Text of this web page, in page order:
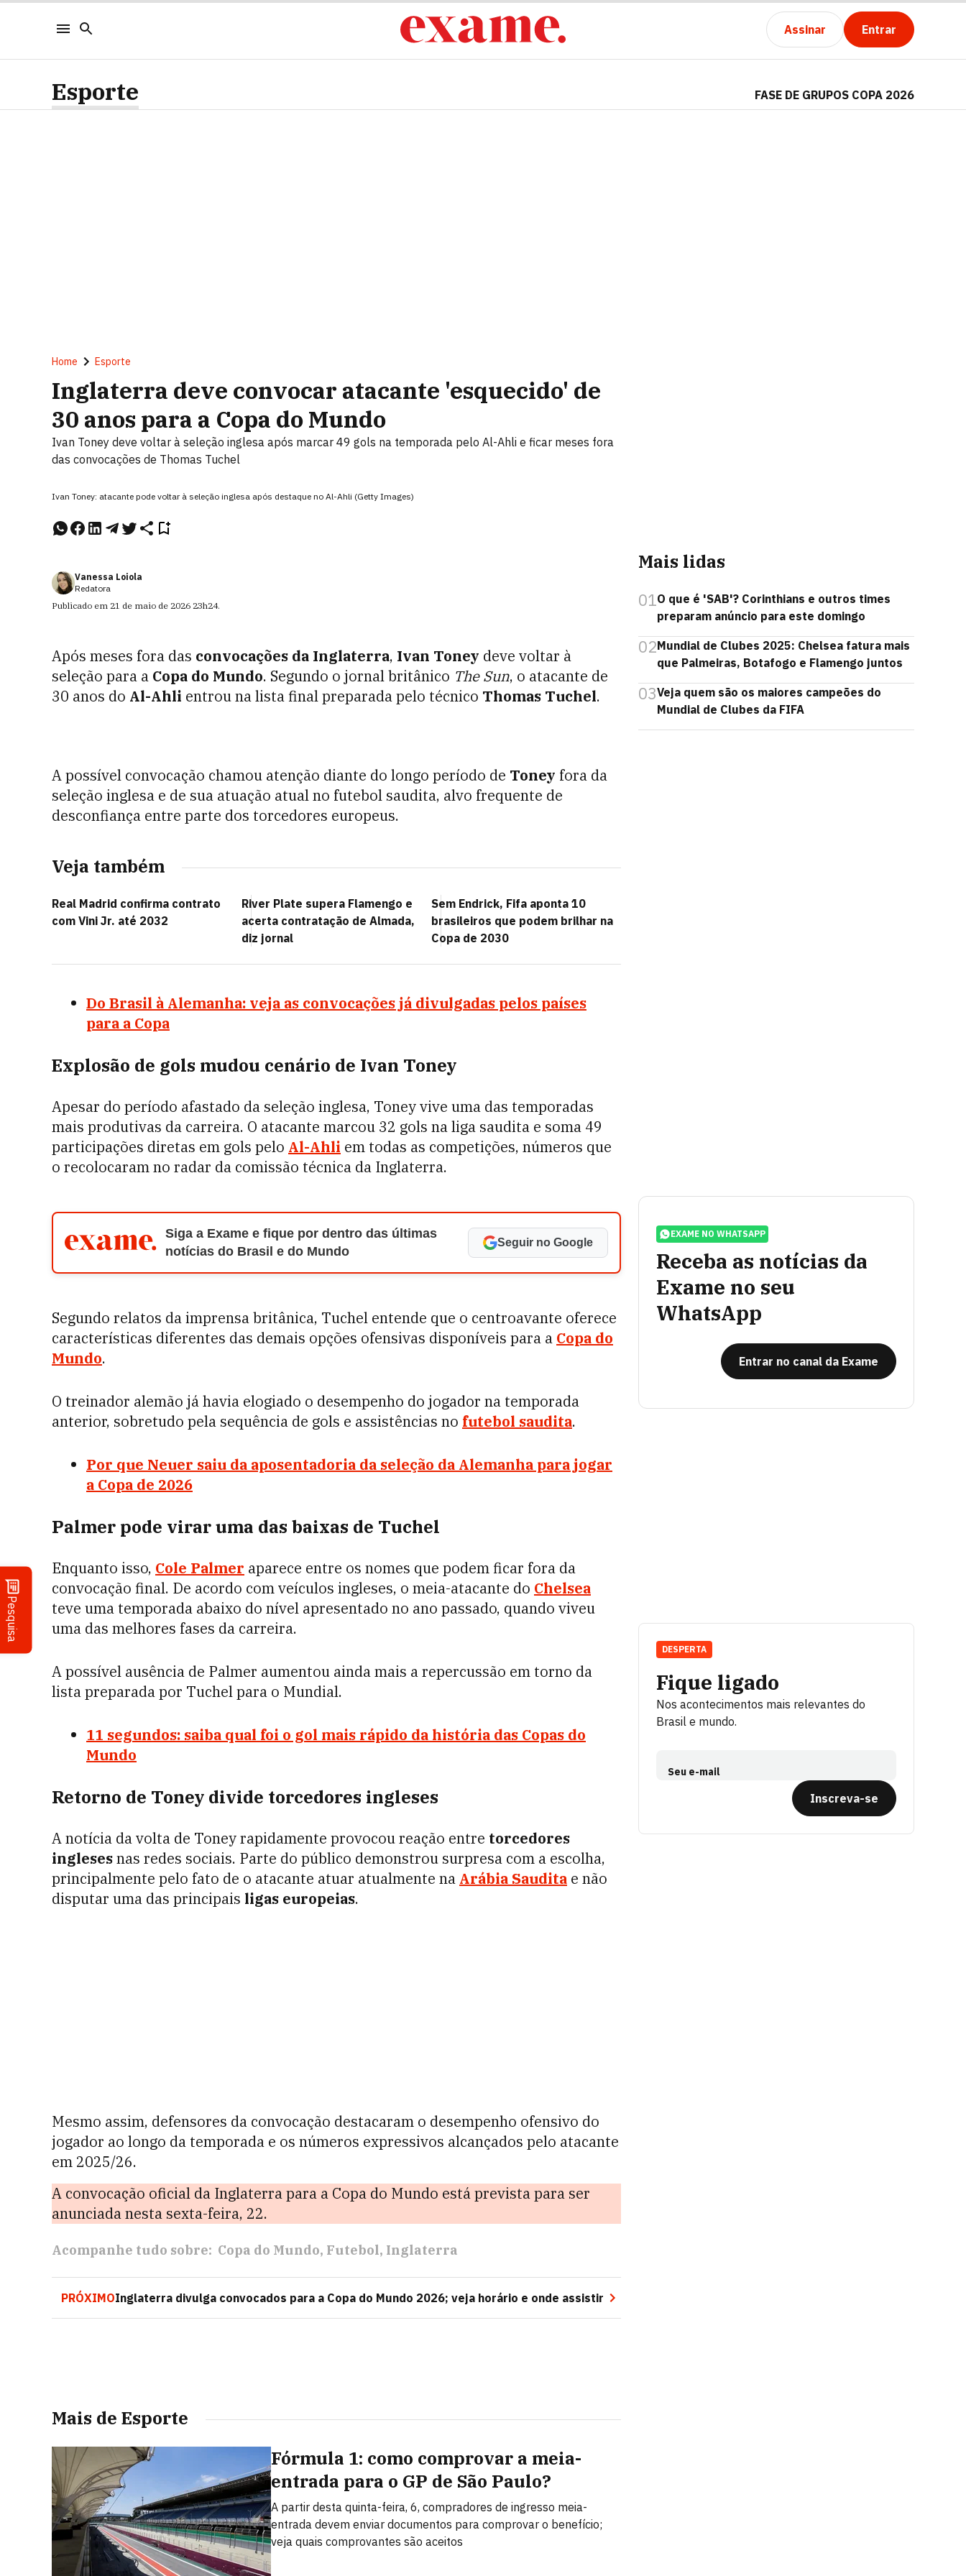
Assinar Entrar
Pesquisa
Esporte FASE DE GRUPOS COPA 2026
Home Esporte
Inglaterra deve convocar atacante 'esquecido' de
30 anos para a Copa do Mundo
Ivan Toney deve voltar à seleção inglesa após marcar 49 gols na temporada pelo Al-Ahli e ficar meses fora
das convocações de Thomas Tuchel
Ivan Toney: atacante pode voltar à seleção inglesa após destaque no Al-Ahli (Getty Images)
Vanessa Loiola
Redatora
Publicado em 21 de maio de 2026 23h24.
Após meses fora das convocações da Inglaterra, Ivan Toney deve voltar à
seleção para a Copa do Mundo. Segundo o jornal britânico The Sun, o atacante de
30 anos do Al-Ahli entrou na lista final preparada pelo técnico Thomas Tuchel.
A possível convocação chamou atenção diante do longo período de Toney fora da
seleção inglesa e de sua atuação atual no futebol saudita, alvo frequente de
desconfiança entre parte dos torcedores europeus.
Veja também
Real Madrid confirma contrato
com Vini Jr. até 2032
River Plate supera Flamengo e
acerta contratação de Almada,
diz jornal
Sem Endrick, Fifa aponta 10
brasileiros que podem brilhar na
Copa de 2030
Do Brasil à Alemanha: veja as convocações já divulgadas pelos países
para a Copa
Explosão de gols mudou cenário de Ivan Toney
Apesar do período afastado da seleção inglesa, Toney vive uma das temporadas
mais produtivas da carreira. O atacante marcou 32 gols na liga saudita e soma 49
participações diretas em gols pelo Al-Ahli em todas as competições, números que
o recolocaram no radar da comissão técnica da Inglaterra.
Siga a Exame e fique por dentro das últimas
notícias do Brasil e do Mundo
Seguir no Google
Segundo relatos da imprensa britânica, Tuchel entende que o centroavante oferece
características diferentes das demais opções ofensivas disponíveis para a Copa do
Mundo.
O treinador alemão já havia elogiado o desempenho do jogador na temporada
anterior, sobretudo pela sequência de gols e assistências no futebol saudita.
Por que Neuer saiu da aposentadoria da seleção da Alemanha para jogar
a Copa de 2026
Palmer pode virar uma das baixas de Tuchel
Enquanto isso, Cole Palmer aparece entre os nomes que podem ficar fora da
convocação final. De acordo com veículos ingleses, o meia-atacante do Chelsea
teve uma temporada abaixo do nível apresentado no ano passado, quando viveu
uma das melhores fases da carreira.
A possível ausência de Palmer aumentou ainda mais a repercussão em torno da
lista preparada por Tuchel para o Mundial.
11 segundos: saiba qual foi o gol mais rápido da história das Copas do
Mundo
Retorno de Toney divide torcedores ingleses
A notícia da volta de Toney rapidamente provocou reação entre torcedores
inglesesnas redes sociais. Parte do público demonstrou surpresa com a escolha,
principalmente pelo fato de o atacante atuar atualmente na Arábia Saudita e não
disputar uma das principais ligas europeias.
Mesmo assim, defensores da convocação destacaram o desempenho ofensivo do
jogador ao longo da temporada e os números expressivos alcançados pelo atacante
em 2025/26.
A convocação oficial da Inglaterra para a Copa do Mundo está prevista para ser
anunciada nesta sexta-feira, 22.
Acompanhe tudo sobre: Copa do Mundo Futebol Inglaterra
PRÓXIMOInglaterra divulga convocados para a Copa do Mundo 2026; veja horário e onde assistir
Mais de Esporte
Fórmula 1: como comprovar a meia-
entrada para o GP de São Paulo?
A partir desta quinta-feira, 6, compradores de ingresso meia-
entrada devem enviar documentos para comprovar o benefício;
veja quais comprovantes são aceitos
Mais lidas
01O que é 'SAB'? Corinthians e outros times
preparam anúncio para este domingo
02Mundial de Clubes 2025: Chelsea fatura mais
que Palmeiras, Botafogo e Flamengo juntos
03Veja quem são os maiores campeões do
Mundial de Clubes da FIFA
EXAME NO WHATSAPP
Receba as notícias da
Exame no seu
WhatsApp
Entrar no canal da Exame
Fique ligado
Nos acontecimentos mais relevantes do
Brasil e mundo.
Seu e-mail
Inscreva-se
DESPERTA